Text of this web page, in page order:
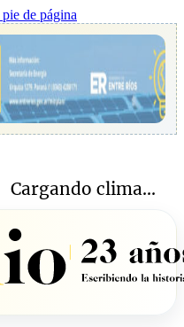
de página
Cargando clima...